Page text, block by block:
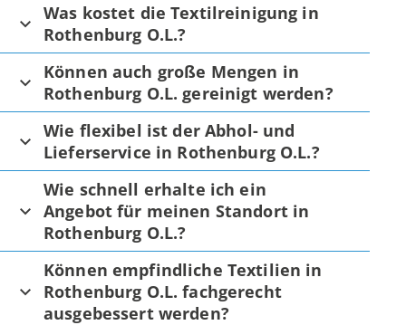
Was kostet die Textilreinigung in
Rothenburg O.L.?
Können auch große Mengen in
Rothenburg O.L. gereinigt werden?
Wie flexibel ist der Abhol- und
Lieferservice in Rothenburg O.L.?
Wie schnell erhalte ich ein
Angebot für meinen Standort in
Rothenburg O.L.?
Können empfindliche Textilien in
Rothenburg O.L. fachgerecht
ausgebessert werden?